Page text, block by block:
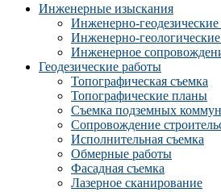
Инженерные изыскания
Инженерно-
Инженерно-
Инженерное
Геодезические работы
Топографическая съемка
Топографические планы
Съемка подземных
Сопровождение
Исполнительная съемка
Обмерные работы
Фасадная съемка
Лазерное сканирование